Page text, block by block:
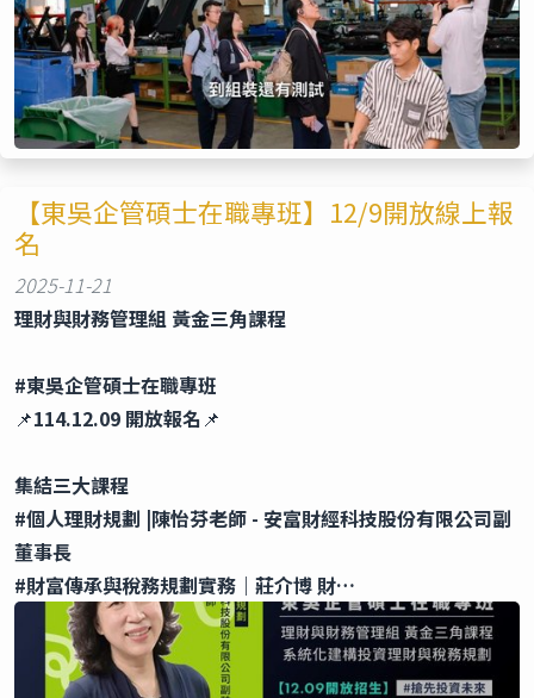
【東吳企管碩士在職專班】12/9開放線上報
名
2025-11-21
理財與財務管理組 黃金三角課程
#東吳企管碩士在職專班
📌114.12.09 開放報名📌
集結三大課程
#個人理財規劃 |陳怡芬老師 - 安富財經科技股份有限公司副
董事長
#財富傳承與稅務規劃實務｜莊介博 財…